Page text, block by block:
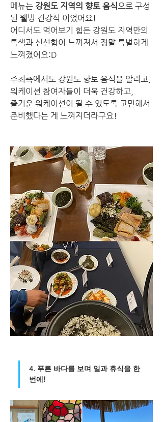
메뉴는 강원도 지역의 향토 음식으로 구성
된 웰빙 건강식 이었어요!
어디서도 먹어보기 힘든 강원도 지역만의
특색과 신선함이 느껴져서 정말 특별하게
느껴졌어요:D
주최측에서도 강원도 향토 음식을 알리고,
워케이션 참여자들이 더욱 건강하고,
즐거운 워케이션이 될 수 있도록 고민해서
준비했다는 게 느껴지더라구요!
4. 푸른 바다를 보며 일과 휴식을 한
번에!